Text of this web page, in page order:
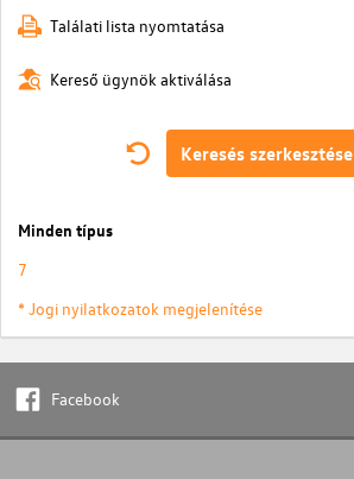
Találati lista nyomtatása
Kereső ügynök aktiválása
Keresés szerkesztése
Minden típus
7
* Jogi nyilatkozatok megjelenítése
Facebook